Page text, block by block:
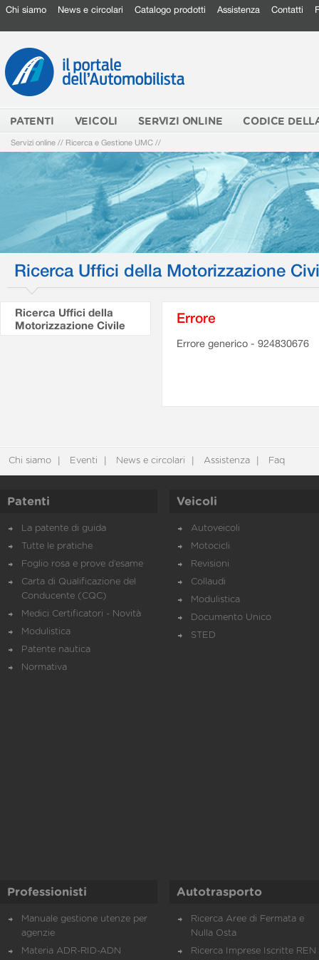
Chi siamo News e circolari Catalogo prodotti Assistenza Contatti
PATENTI VEICOLI SERVIZI ONLINE CODICE
Servizi online // Ricerca e Gestione UMC //
Ricerca Uffici della Motorizzazione
Ricerca Uffici della
Motorizzazione Civile
Errore
Errore generico - 924830676
Chi siamo Eventi News e circolari Assistenza Faq
Patenti
La patente di guida
Tutte le pratiche
Foglio rosa e prove d’esame
Carta di Qualificazione del
Conducente (CQC)
Medici Certificatori - Novità
Modulistica
Patente nautica
Normativa
Veicoli
Autoveicoli
Motocicli
Revisioni
Collaudi
Modulistica
Documento Unico
STED
Professionisti
Manuale gestione utenze per
agenzie
Materia ADR-RID-ADN
Autotrasporto
Ricerca Aree di Fermata e
Nulla Osta
Ricerca Imprese Iscritte REN